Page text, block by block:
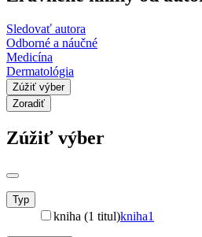
Sledovať autora
Odborné a náučné
Medicína
Dermatológia
Zúžiť výber
Zoradiť
Zúžiť výber
Typ
kniha (1 titul)kniha1